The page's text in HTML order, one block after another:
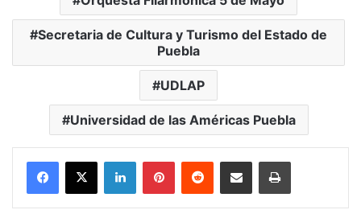
Secretaria de Cultura y Turismo del Estado de
Puebla
UDLAP
Universidad de las Américas Puebla
LinkedInPinterestReddit Share via Email Print